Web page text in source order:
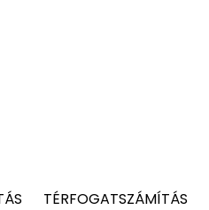
TÉRFOGATSZÁMÍTÁS